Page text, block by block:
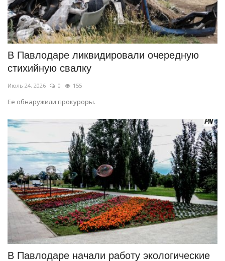
В Павлодаре ликвидировали очередную
стихийную свалку
Июль 24, 2026 0 155
Ее обнаружили прокуроры.
В Павлодаре начали работу экологические